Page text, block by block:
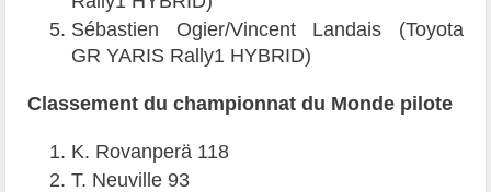
Sébastien Ogier/Vincent Landais (Toyota
GR YARIS Rally1 HYBRID)
Classement du championnat du Monde pilote
K. Rovanperä 118
T. Neuville 93